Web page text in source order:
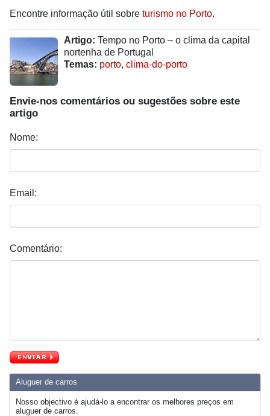
Aluguer de carros
Nosso objectivo é ajudá-lo a encontrar os melhores preços em
aluguer de carros.
Encontre informação útil sobre turismo no Porto.
Artigo: Tempo no Porto – o clima da capital
nortenha de Portugal
Temas: porto, clima-do-porto
Envie-nos comentários ou sugestões sobre este
artigo
Nome:
Email:
Comentário: